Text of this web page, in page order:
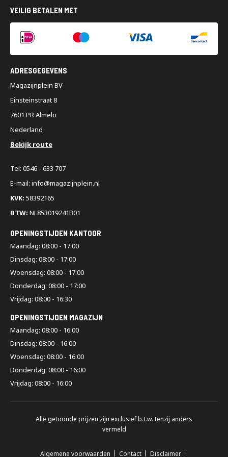
VEILIG BETALEN MET
ADRESGEGEVENS
Magazijnplein BV
Einsteinstraat 8
7601 PR Almelo
Nederland
Bekijk route
Tel: 0546 - 633 707
E-mail: info@magazijnplein.nl
KVK: 58392165
BTW: NL853019241B01
OPENINGSTIJDEN KANTOOR
Maandag: 08:00 - 17:00
Dinsdag: 08:00 - 17:00
Woensdag: 08:00 - 17:00
Donderdag: 08:00 - 17:00
Vrijdag: 08:00 - 16:30
OPENINGSTIJDEN MAGAZIJN
Maandag: 08:00 - 16:00
Dinsdag: 08:00 - 16:00
Woensdag: 08:00 - 16:00
Donderdag: 08:00 - 16:00
Vrijdag: 08:00 - 16:00
Alle getoonde prijzen zijn exclusief b.t.w. tenzij anders
vermeld
Algemene voorwaarden Contact Disclaimer